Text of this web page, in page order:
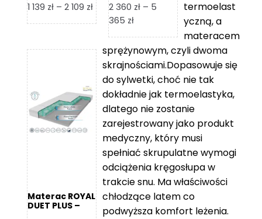
1 139 zł – 2 109 złZakres
cen:
1
139 zł
do
2
109 zł
piankowy
2 360 zł – 5
365 złZakres
od
2
360 zł
5
365 zł
Materac ROYAL
DUET PLUS –
termoelast
yczną, a
materacem
sprężynowym, czyli dwoma
skrajnościami.Dopasowuje się
do sylwetki, choć nie tak
dokładnie jak termoelastyka,
dlatego nie zostanie
zarejestrowany jako produkt
medyczny, który musi
spełniać skrupulatne wymogi
odciążenia kręgosłupa w
trakcie snu. Ma właściwości
chłodzące latem co
podwyższa komfort leżenia.